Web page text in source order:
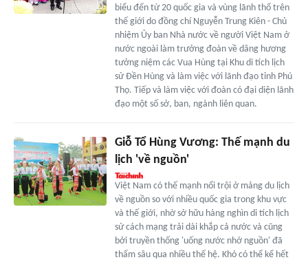
biểu đến từ 20 quốc gia và vùng lãnh thổ trên
thế giới do đồng chí Nguyễn Trung Kiên - Chủ
nhiệm Ủy ban Nhà nước về người Việt Nam ở
nước ngoài làm trưởng đoàn về dâng hương
tưởng niệm các Vua Hùng tại Khu di tích lịch
sử Đền Hùng và làm việc với lãnh đạo tỉnh Phú
Thọ. Tiếp và làm việc với đoàn có đại diện lãnh
đạo một số sở, ban, ngành liên quan.
Giỗ Tổ Hùng Vương: Thế mạnh du
lịch 'về nguồn'
Việt Nam có thế mạnh nổi trội ở mảng du lịch
về nguồn so với nhiều quốc gia trong khu vực
và thế giới, nhờ sở hữu hàng nghìn di tích lịch
sử cách mạng trải dài khắp cả nước và cũng
bởi truyền thống 'uống nước nhớ nguồn' đã
thấm sâu qua nhiều thế hệ. Khó có thể kể hết